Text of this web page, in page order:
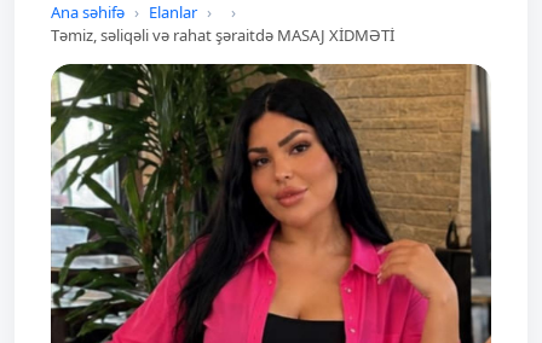
Ana səhifə
Elanlar
Təmiz, səliqəli və rahat şəraitdə MASAJ XİDMƏTİ